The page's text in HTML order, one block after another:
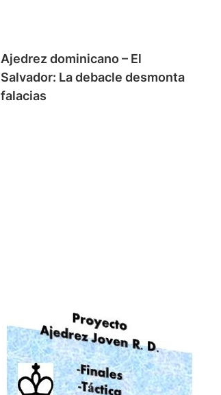
Ajedrez dominicano – El
Salvador: La debacle desmonta
falacias